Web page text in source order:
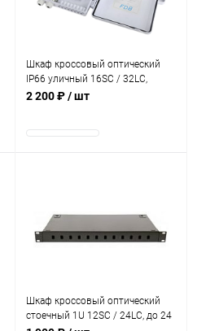
Шкаф кроссовый оптический
IP66 уличный 16SC / 32LC,
серый
2 200 ₽/ шт
В наличии
Шкаф кроссовый оптический
стоечный 1U 12SC / 24LC, до 24